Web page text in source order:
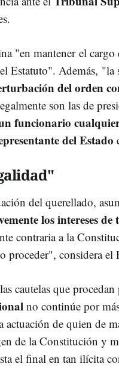
"en mantener el
Estatuto". Además, "la
del orden
son las de
funcionario
del Estado
del querellado,
los intereses de
contraria a la
proceder", considera el
cautelas que procedan
no continúe por
actuación de quien de
de la Constitución y
el final en tan ilícita